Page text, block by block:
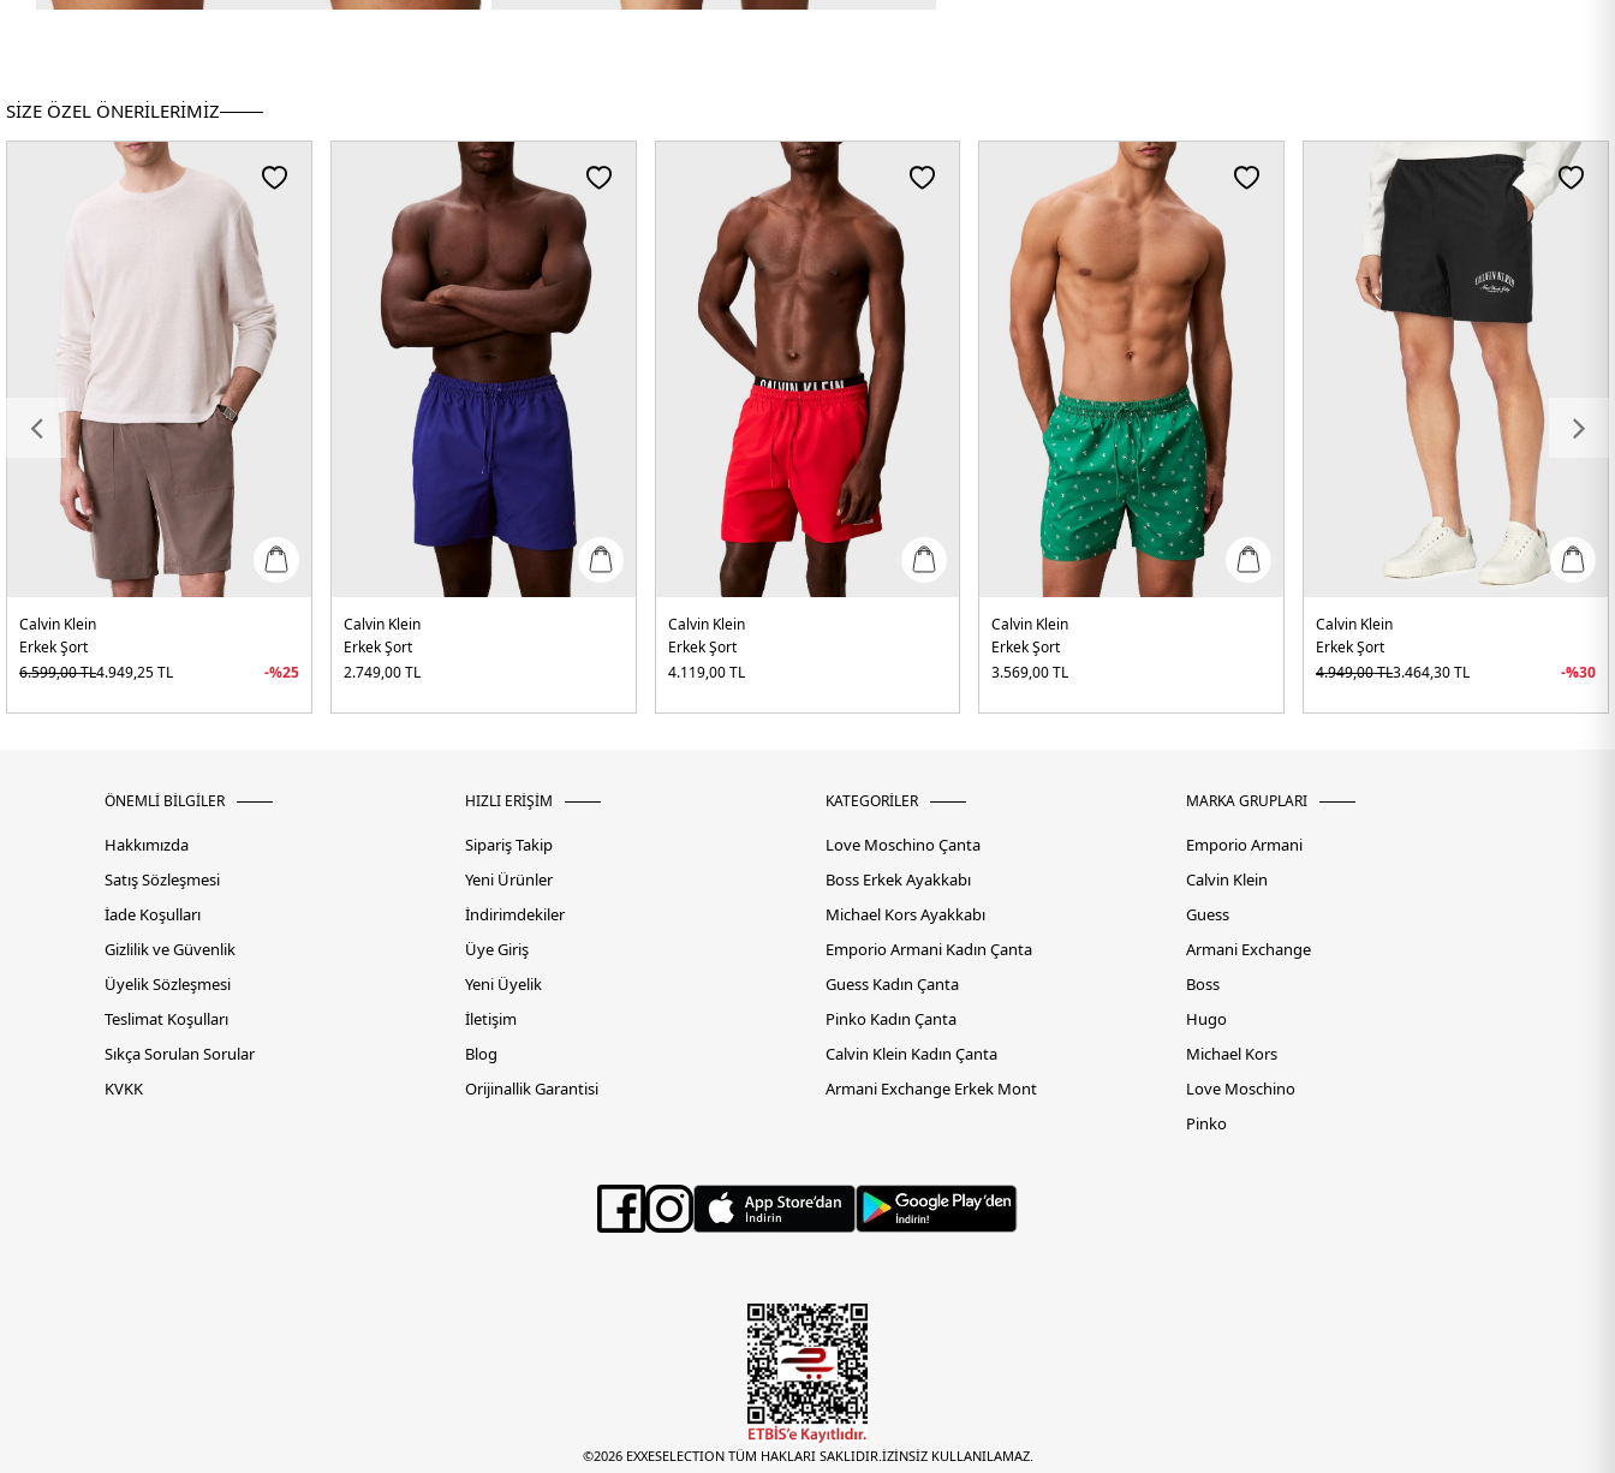
SİZE ÖZEL ÖNERİLERİMİZ
Calvin Klein
Erkek Şort
6.599,00TL4.949,25TL -%25
Calvin Klein
Erkek Şort
2.749,00TL
Calvin Klein
Erkek Şort
4.119,00TL
Calvin Klein
Erkek Şort
3.569,00TL
Calvin Klein
Erkek Şort
4.949,00TL3.464,30TL -%30
ÖNEMLİ BİLGİLER
Hakkımızda
Satış Sözleşmesi
İade Koşulları
Gizlilik ve Güvenlik
Üyelik Sözleşmesi
Teslimat Koşulları
Sıkça Sorulan Sorular
KVKK
HIZLI ERİŞİM
Sipariş Takip
Yeni Ürünler
İndirimdekiler
Üye Giriş
Yeni Üyelik
İletişim
Blog
Orijinallik Garantisi
KATEGORİLER
Love Moschino Çanta
Boss Erkek Ayakkabı
Michael Kors Ayakkabı
Emporio Armani Kadın Çanta
Guess Kadın Çanta
Pinko Kadın Çanta
Calvin Klein Kadın Çanta
Armani Exchange Erkek Mont
MARKA GRUPLARI
Emporio Armani
Calvin Klein
Guess
Armani Exchange
Boss
Hugo
Michael Kors
Love Moschino
Pinko
©2026 EXXESELECTION TÜM HAKLARI SAKLIDIR.İZİNSİZ KULLANILAMAZ.